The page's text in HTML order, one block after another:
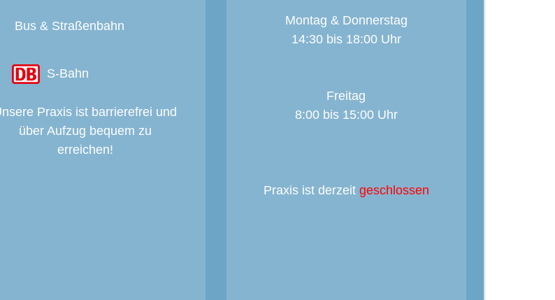
Bus & Straßenbahn
S-Bahn
Praxis ist barrierefrei und
über Aufzug bequem zu
erreichen!
Montag & Donnerstag
14:30 bis 18:00 Uhr
Freitag
8:00 bis 15:00 Uhr
Praxis ist derzeit geschlossen